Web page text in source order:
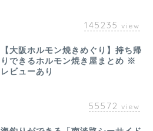
145235 view
【大阪ホルモン焼きめぐり】持ち帰
りできるホルモン焼き屋まとめ ※
レビューあり
55572 view